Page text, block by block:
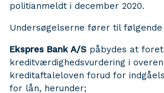
politianmeldt i december 2020.
Undersøgelserne fører til følgende
Ekspres Bank A/S påbydes at
kreditværdighedsvurdering i
kreditaftaleloven forud for
for lån, herunder;